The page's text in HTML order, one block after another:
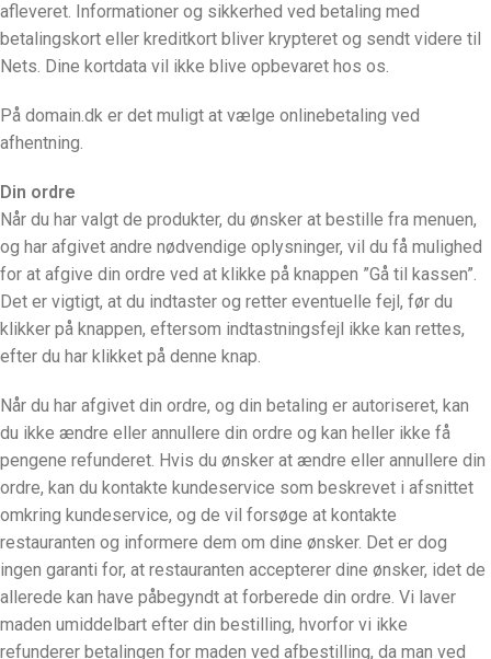
afleveret. Informationer og sikkerhed ved betaling med
betalingskort eller kreditkort bliver krypteret og sendt videre til
Nets. Dine kortdata vil ikke blive opbevaret hos os.
På domain.dk er det muligt at vælge onlinebetaling ved
afhentning.
Din ordre
Når du har valgt de produkter, du ønsker at bestille fra menuen,
og har afgivet andre nødvendige oplysninger, vil du få mulighed
for at afgive din ordre ved at klikke på knappen ”Gå til kassen”.
Det er vigtigt, at du indtaster og retter eventuelle fejl, før du
klikker på knappen, eftersom indtastningsfejl ikke kan rettes,
efter du har klikket på denne knap.
Når du har afgivet din ordre, og din betaling er autoriseret, kan
du ikke ændre eller annullere din ordre og kan heller ikke få
pengene refunderet. Hvis du ønsker at ændre eller annullere din
ordre, kan du kontakte kundeservice som beskrevet i afsnittet
omkring kundeservice, og de vil forsøge at kontakte
restauranten og informere dem om dine ønsker. Det er dog
ingen garanti for, at restauranten accepterer dine ønsker, idet de
allerede kan have påbegyndt at forberede din ordre. Vi laver
maden umiddelbart efter din bestilling, hvorfor vi ikke
refunderer betalingen for maden ved afbestilling, da man ved